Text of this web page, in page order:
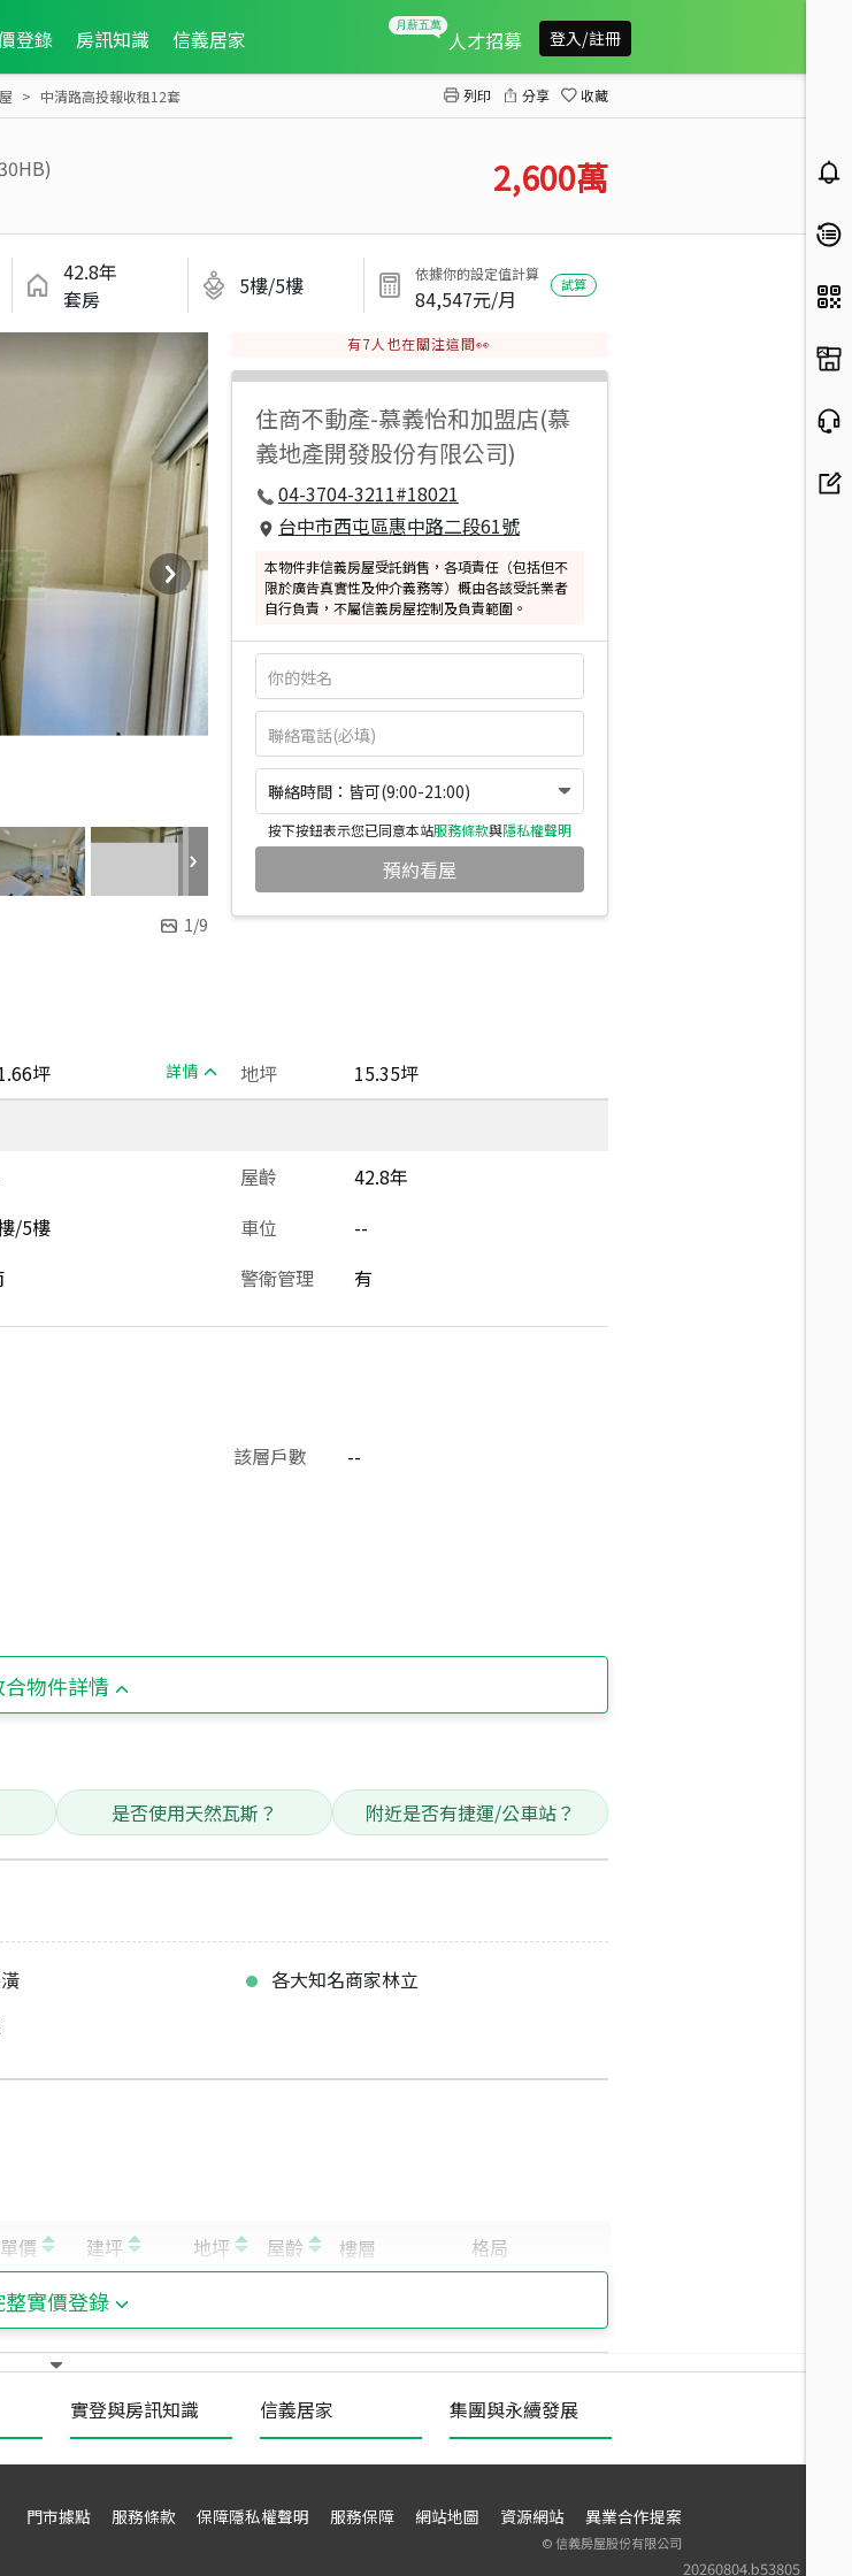
登錄 房訊知識 信義居家 人才招募 登入/註冊
中清路高投報收租12套 列印 分享 收藏
2,600萬
42.8年
套房
5樓/5樓 依據你的設定值計算
84,547元/月
試算
1/9
有7人也在關注這間👀
住商不動產-慕義怡和加盟店(慕
義地產開發股份有限公司)
04-3704-3211#18021
台中市西屯區惠中路二段61號
本物件非信義房屋受託銷售，各項責任（包括但不
限於廣告真實性及仲介義務等）概由各該受託業者
自行負責，不屬信義房屋控制及負責範圍。
聯絡時間：皆可(9:00-21:00)
按下按鈕表示您已同意本站服務條款與隱私權聲明
預約看屋
坪 詳情 地坪
15.35坪
屋齡
42.8年
/5樓 車位
--
警衛管理 有
該層戶數
--
合物件詳情
是否使用天然瓦斯？ 附近是否有捷運/公車站？
各大知名商家林立
整實價登錄
實登與房訊知識 信義居家 集團與永續發展
20260804.b53805
門市據點 服務條款 保障隱私權聲明 服務保障 網站地圖 資源網站 異業合作提案
©信義房屋股份有限公司